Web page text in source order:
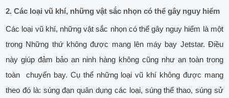
2. Các loại vũ khí, những vật sắc nhọn có thể gây nguy hiểm
Các loại vũ khí, những vật sắc nhọn có thể gây nguy hiểm là một
trong Những thứ không được mang lên máy bay Jetstar. Điều
này giúp đảm bảo an ninh hàng không cũng như an toàn trong
toàn chuyến bay. Cụ thể những loại vũ khí không được mang
theo đó là: súng đạn quân dụng các loại, súng thể thao, súng sử